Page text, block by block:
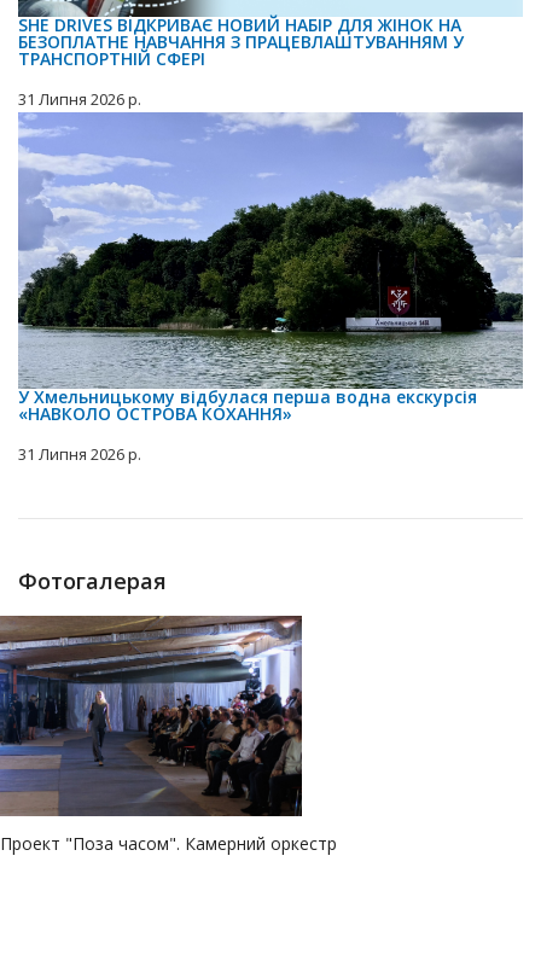
SHE DRIVES ВІДКРИВАЄ НОВИЙ НАБІР ДЛЯ ЖІНОК НА
БЕЗОПЛАТНЕ НАВЧАННЯ З ПРАЦЕВЛАШТУВАННЯМ У
ТРАНСПОРТНІЙ СФЕРІ
31 Липня 2026 р.
У Хмельницькому відбулася перша водна екскурсія
«НАВКОЛО ОСТРОВА КОХАННЯ»
31 Липня 2026 р.
Фотогалерая
Проект "Поза часом". Камерний оркестр